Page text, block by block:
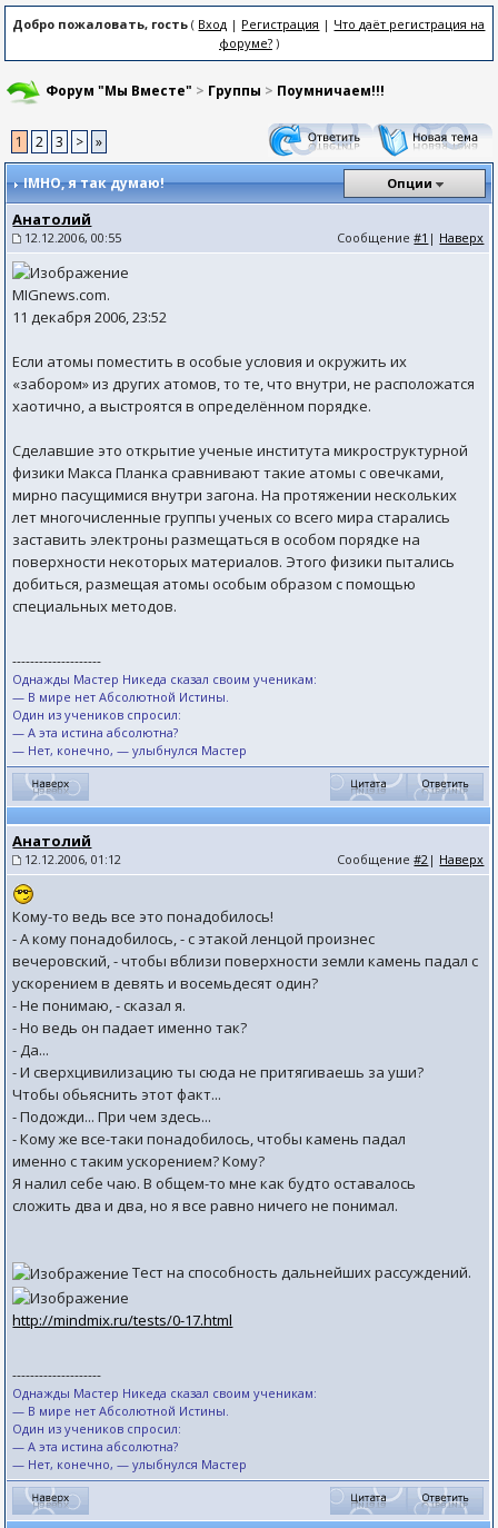
Добро пожаловать, гость ( Вход | Регистрация | Что даёт регистрация на
форуме?)
Форум "Мы Вместе" > Группы > Поумничаем!!!
1 2 3 > »
IMHO, я так думаю! Опции
Анатолий
12.12.2006, 00:55 Сообщение#1 | Наверх
MIGnews.com.
11 декабря 2006, 23:52
Если атомы поместить в особые условия и окружить их
«забором» из других атомов, то те, что внутри, не расположатся
хаотично, а выстроятся в определённом порядке.
Сделавшие это открытие ученые института микроструктурной
физики Макса Планка сравнивают такие атомы с овечками,
мирно пасущимися внутри загона. На протяжении нескольких
лет многочисленные группы ученых со всего мира старались
заставить электроны размещаться в особом порядке на
поверхности некоторых материалов. Этого физики пытались
добиться, размещая атомы особым образом с помощью
специальных методов.
--------------------
Однажды Мастер Никеда сказал своим ученикам:
— В мире нет Абсолютной Истины.
Один из учеников спросил:
— А эта истина абсолютна?
— Нет, конечно, — улыбнулся Мастер
Анатолий
12.12.2006, 01:12 Сообщение#2 | Наверх
Кому-то ведь все это понадобилось!
- А кому понадобилось, - с этакой ленцой произнес
вечеровский, - чтобы вблизи поверхности земли камень падал с
ускорением в девять и восемьдесят один?
- Не понимаю, - сказал я.
- Но ведь он падает именно так?
- Да...
- И сверхцивилизацию ты сюда не притягиваешь за уши?
Чтобы обьяснить этот факт...
- Подожди... При чем здесь...
- Кому же все-таки понадобилось, чтобы камень падал
именно с таким ускорением? Кому?
Я налил себе чаю. В общем-то мне как будто оставалось
сложить два и два, но я все равно ничего не понимал.
Тест на способность дальнейших рассуждений.
http://mindmix.ru/tests/0-17.html
--------------------
Однажды Мастер Никеда сказал своим ученикам:
— В мире нет Абсолютной Истины.
Один из учеников спросил:
— А эта истина абсолютна?
— Нет, конечно, — улыбнулся Мастер